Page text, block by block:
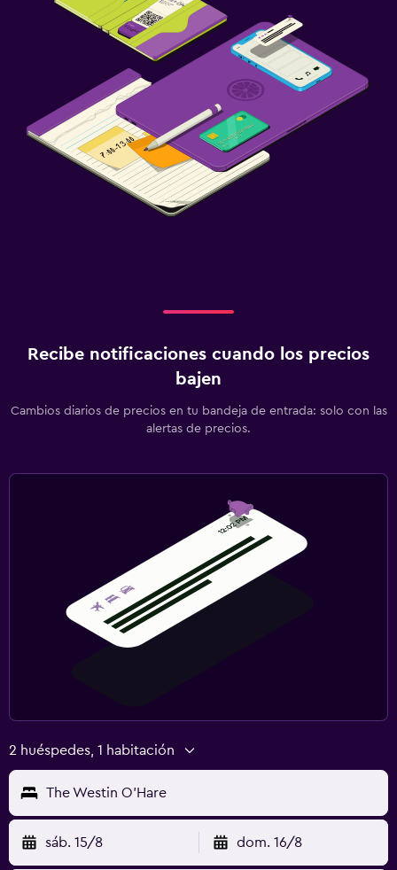
Comidas para niños
Estacionamiento y transporte
Estacionamiento
Estacionamiento privado
Traslado aeropuerto
Actividades
Bicicletas
Recibe notificaciones cuando los precios
bajen
Cambios diarios de precios en tu bandeja de entrada: solo con las
alertas de precios.
2 huéspedes, 1 habitación
The Westin O'Hare
sáb. 15/8 dom. 16/8